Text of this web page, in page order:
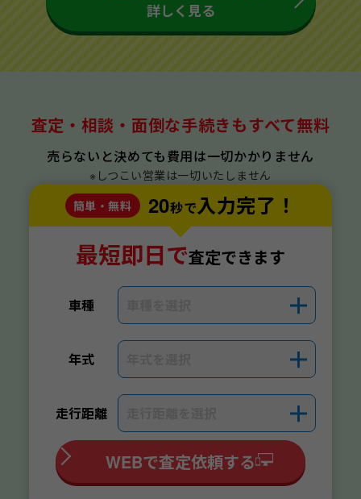
詳しく見る
査定・相談・面倒な手続きもすべて無料
売らないと決めても費用は一切かかりません
※しつこい営業は一切いたしません
簡単・無料
20秒で入力完了！
最短即日で査定できます
車種 ＋
年式 ＋
走行距離 ＋
WEBで査定依頼する